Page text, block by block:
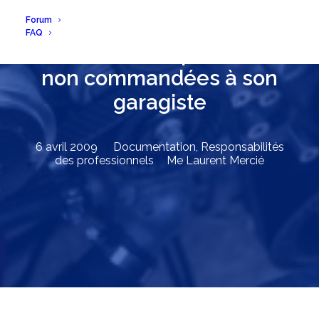
Forum
FAQ
non commandées à son
garagiste
6 avril 2009 Documentation, Responsabilités
des professionnels
Me Laurent Mercié